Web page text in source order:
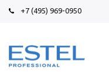
+7 (495) 969-0950